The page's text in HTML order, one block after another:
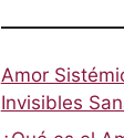
Amor
Invisibles